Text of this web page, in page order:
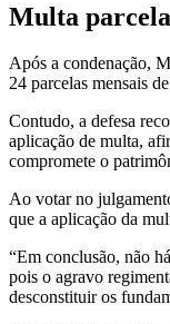
Multa
Após a condenação,
24 parcelas mensais
Contudo, a defesa
aplicação de multa,
compromete o
Ao votar no
que a aplicação da
“Em conclusão, não
pois o agravo
desconstituir os